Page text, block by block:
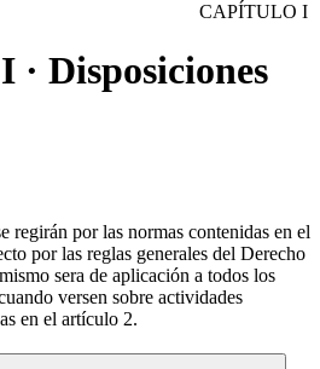
CAPÍTULO I
Disposiciones
regirán por las normas contenidas en el
por las reglas generales del Derecho
sera de aplicación a todos los
versen sobre actividades
en el artículo 2.